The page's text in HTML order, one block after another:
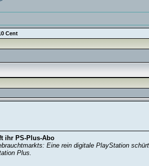
Cent
ihr PS-Plus-Abo
Eine rein digitale PlayStation
Plus.